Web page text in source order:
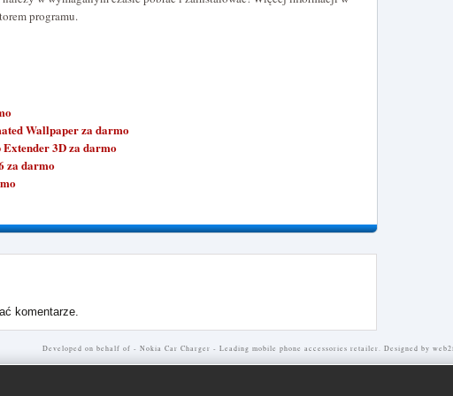
programu.
Wallpaper za darmo
3D za darmo
za darmo
komentarze.
Developed on behalf of - Nokia Car Charger - Leading mobile phone accessories retailer. Designed by